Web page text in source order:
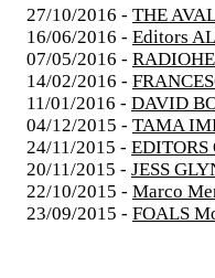
27/10/2016 - THE
16/06/2016 - Editors
07/05/2016 -
14/02/2016 -
11/01/2016 - DAVID
04/12/2015 - TAMA
24/11/2015 - EDITORS
20/11/2015 - JESS
22/10/2015 - Marco
23/09/2015 - FOALS